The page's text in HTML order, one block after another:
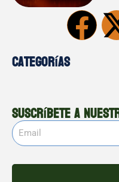
Categorías
Suscríbete a